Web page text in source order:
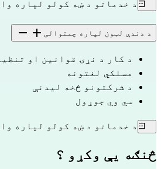
د خدماتو د ښه کولو لپاره
د دندې لټون لپاره چمتوالی
د کار د نړۍ قوانین او
مسلکي لغتونه
د شرکتونو څخه لیدنې
سي وي جوړول
د خدماتو د ښه کولو لپاره
څنګه یې وکړو ؟